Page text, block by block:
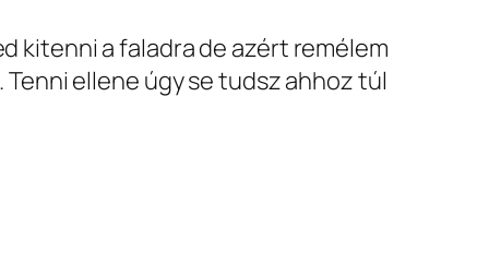
kitenni a faladra de azért remélem
ellene úgy se tudsz ahhoz túl